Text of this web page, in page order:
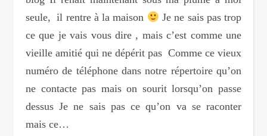
seule, il rentre à la maison
Je ne sais pas trop
ce que je vais vous dire , mais c’est comme une
vieille amitié qui ne dépérit pas Comme ce vieux
numéro de téléphone dans notre répertoire qu’on
ne contacte pas mais on sourit lorsqu’on passe
dessus Je ne sais pas ce qu’on va se raconter
mais ce…